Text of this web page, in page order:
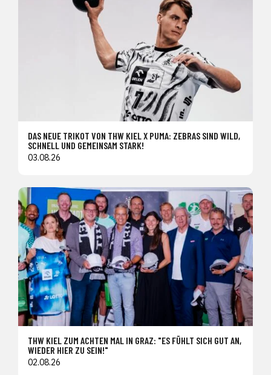
DAS NEUE TRIKOT VON THW KIEL X PUMA: ZEBRAS SIND WILD,
SCHNELL UND GEMEINSAM STARK!
03.08.26
THW KIEL ZUM ACHTEN MAL IN GRAZ: "ES FÜHLT SICH GUT AN,
WIEDER HIER ZU SEIN!"
02.08.26